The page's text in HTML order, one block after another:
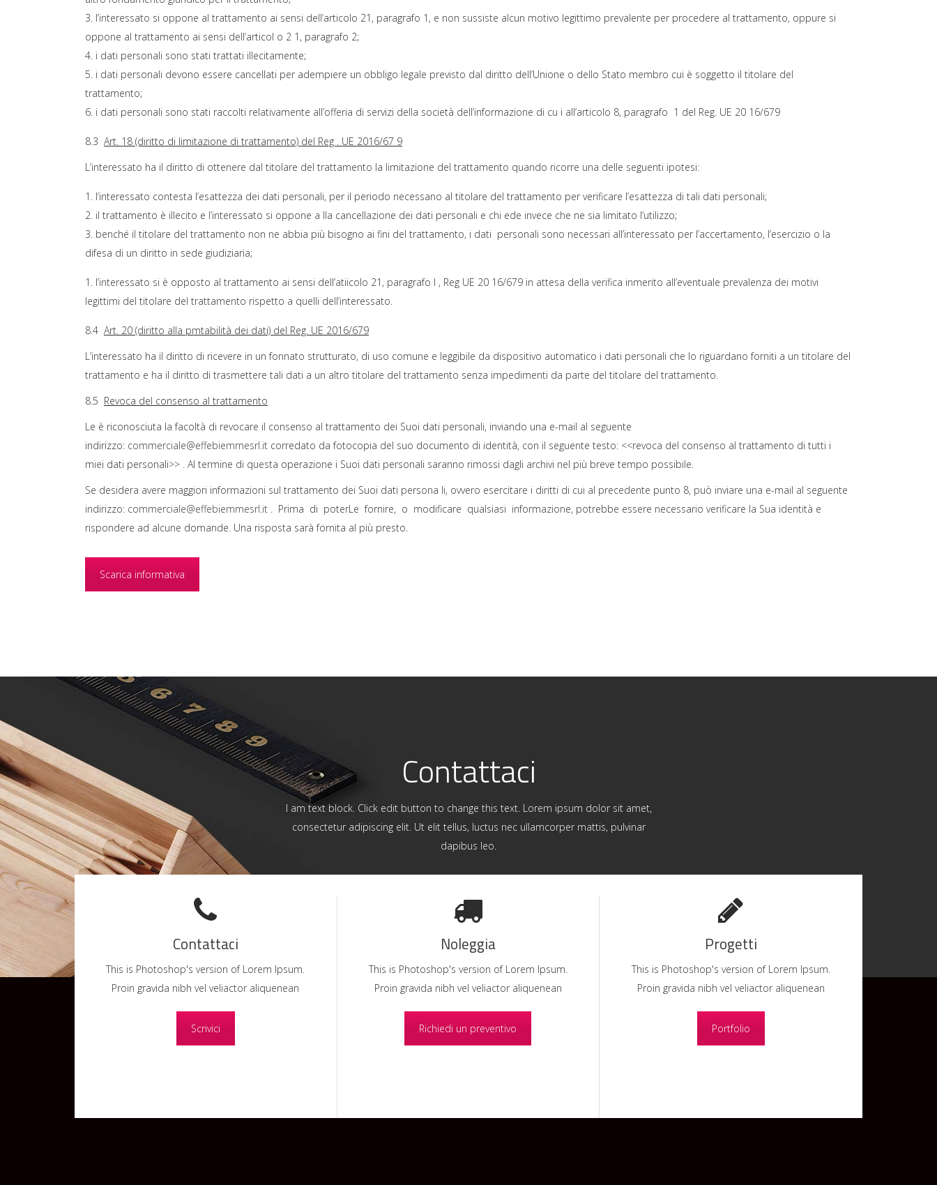
l’interessato si oppone al trattamento ai sensi dell’articolo 21, paragrafo 1, e non sussiste alcun motivo legittimo prevalente per procedere al trattamento, oppure si
oppone al trattamento ai sensi dell’articol o 2 1, paragrafo 2;
i dati personali sono stati trattati illecitamente;
i dati personali devono essere cancellati per adempiere un obbligo legale previsto dal diritto dell’Unione o dello Stato membro cui è soggetto il titolare del
trattamento;
i dati personali sono stati raccolti relativamente all’offeria di servizi della società dell’informazione di cu i all’articolo 8, paragrafo 1 del Reg. UE 20 16/679
8.3 Art. 18 (diritto di limitazione di trattamento) del Reg . UE 2016/67 9
L’interessato ha il diritto di ottenere dal titolare del trattamento la limitazione del trattamento quando ricorre una delle seguenti ipotesi:
l’interessato contesta l’esattezza dei dati personali, per il periodo necessano al titolare del trattamento per verificare l’esattezza di tali dati personali;
il trattamento è illecito e l’interessato si oppone a lla cancellazione dei dati personali e chi ede invece che ne sia limitato l’utilizzo;
benché il titolare del trattamento non ne abbia più bisogno ai fini del trattamento, i dati personali sono necessari all’interessato per l’accertamento, l’esercizio o la
difesa di un diritto in sede giudiziaria;
l’interessato si è opposto al trattamento ai sensi dell’atiicolo 21, paragrafo I , Reg UE 20 16/679 in attesa della verifica inmerito all’eventuale prevalenza dei motivi
legittimi del titolare del trattamento rispetto a quelli dell’interessato.
8.4 Art. 20 (diritto alla pmtabilità dei dati) del Reg. UE 2016/679
L’interessato ha il diritto di ricevere in un fonnato strutturato, di uso comune e leggibile da dispositivo automatico i dati personali che lo riguardano forniti a un titolare del
trattamento e ha il diritto di trasmettere tali dati a un altro titolare del trattamento senza impedimenti da parte del titolare del trattamento.
8.5 Revoca del consenso al trattamento
Le è riconosciuta la facoltà di revocare il consenso al trattamento dei Suoi dati personali, inviando una e-mail al seguente
indirizzo: commerciale@effebiemmesrl.it corredato da fotocopia del suo documento di identità, con il seguente testo: <<revoca del consenso al trattamento di tutti i
miei dati personali>> . Al termine di questa operazione i Suoi dati personali saranno rimossi dagli archivi nel più breve tempo possibile.
Se desidera avere maggiori informazioni sul trattamento dei Suoi dati persona li, ovvero esercitare i diritti di cui al precedente punto 8, può inviare una e-mail al seguente
indirizzo: commerciale@effebiemmesrl.it . Prima di poterLe fornire, o modificare qualsiasi informazione, potrebbe essere necessario verificare la Sua identità e
rispondere ad alcune domande. Una risposta sarà fornita al più presto.
Scarica informativa
Contattaci
I am text block. Click edit button to change this text. Lorem ipsum dolor sit amet,
consectetur adipiscing elit. Ut elit tellus, luctus nec ullamcorper mattis, pulvinar
dapibus leo.
Contattaci
This is Photoshop's version of Lorem Ipsum.
Proin gravida nibh vel veliactor aliquenean
Scrivici
Noleggia
This is Photoshop's version of Lorem Ipsum.
Proin gravida nibh vel veliactor aliquenean
Richiedi un preventivo
Progetti
This is Photoshop's version of Lorem Ipsum.
Proin gravida nibh vel veliactor aliquenean
Portfolio